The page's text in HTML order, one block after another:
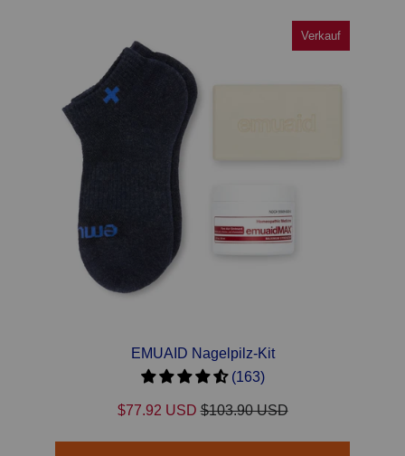
Verkauf
Verkauf
EMUAID Nagelpilz-Kit
(163)
$77.92 USD$103.90 USD